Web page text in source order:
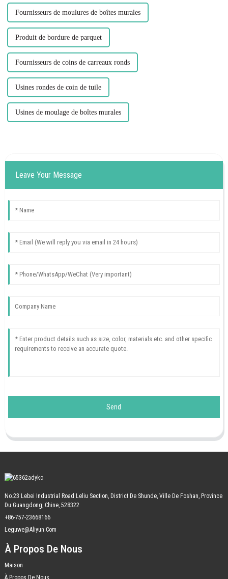
Fournisseurs de moulures de boîtes murales
Produit de bordure de parquet
Fournisseurs de coins de carreaux ronds
Usines rondes de coin de tuile
Usines de moulage de boîtes murales
Leave Your Message
Send
No.23 Lebei Industrial Road Leliu Section, District De Shunde, Ville De Foshan, Province
Du Guangdong, Chine, 528322
+86-757-23668166
Leguwe@aliyun.com
À Propos De Nous
Maison
À Propos De Nous